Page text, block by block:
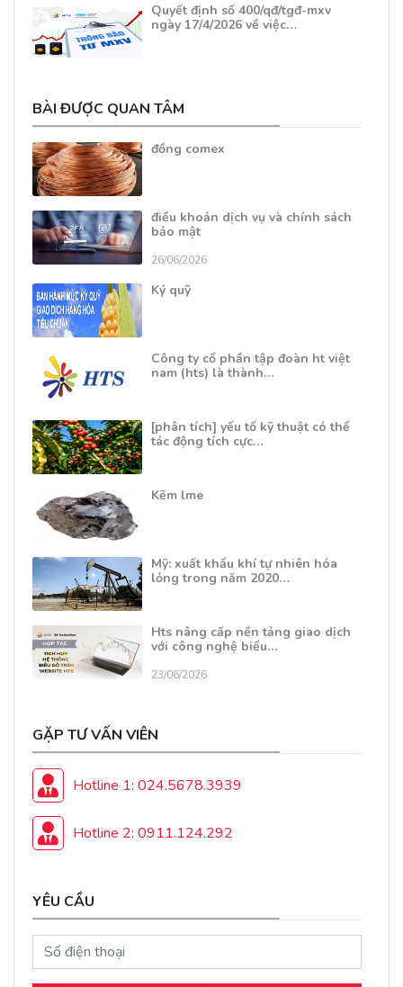
Quyết định số 400/qđ/tgđ-mxv
ngày 17/4/2026 về việc…
BÀI ĐƯỢC QUAN TÂM
đồng comex
điều khoản dịch vụ và chính sách
bảo mật
26/06/2026
Ký quỹ
Công ty cổ phần tập đoàn ht việt
nam (hts) là thành…
[phân tích] yếu tố kỹ thuật có thể
tác động tích cực…
Kẽm lme
Mỹ: xuất khẩu khí tự nhiên hóa
lỏng trong năm 2020…
Hts nâng cấp nền tảng giao dịch
với công nghệ biểu…
23/06/2026
GẶP TƯ VẤN VIÊN
Hotline 1: 024.5678.3939
Hotline 2: 0911.124.292
YÊU CẦU